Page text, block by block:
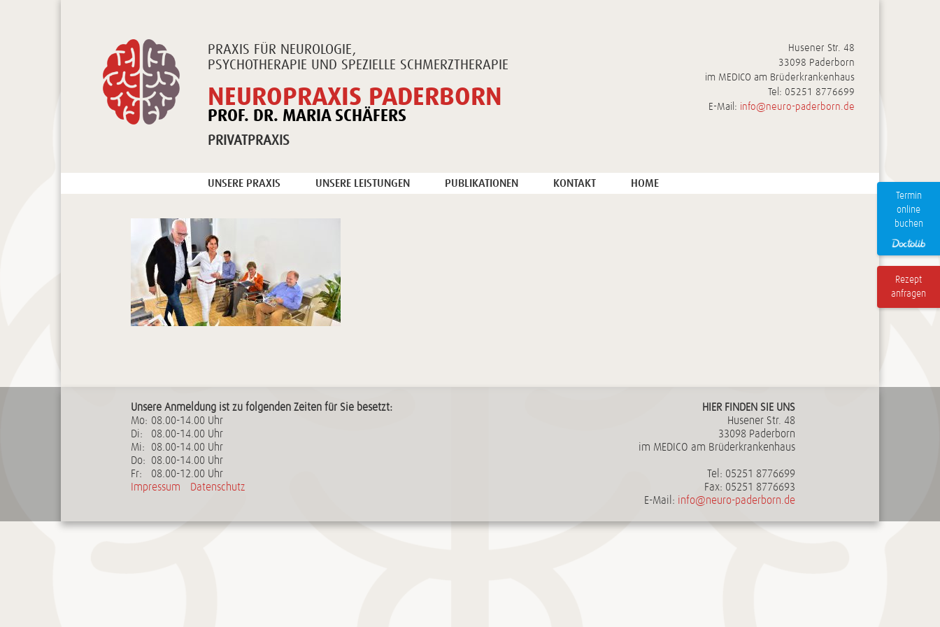
PRAXIS FÜR NEUROLOGIE,
PSYCHOTHERAPIE UND SPEZIELLE SCHMERZTHERAPIE
NEUROPRAXIS PADERBORN
PROF. DR. MARIA SCHÄFERS
PRIVATPRAXIS
Husener Str. 48
33098 Paderborn
im MEDICO am Brüderkrankenhaus
Tel: 05251 8776699
E-Mail: info@neuro-paderborn.de
UNSERE PRAXIS UNSERE LEISTUNGEN PUBLIKATIONEN KONTAKT HOME
Termin
online
buchen
Rezept
anfragen
Unsere Anmeldung ist zu folgenden Zeiten für Sie besetzt:
Mo: 08.00-14.00 Uhr
Di:
08.00-14.00 Uhr
Mi:
08.00-14.00 Uhr
Do:
08.00-14.00 Uhr
Fr:
08.00-12.00 Uhr
Impressum
Datenschutz
HIER FINDEN SIE UNS
Husener Str. 48
33098 Paderborn
im MEDICO am Brüderkrankenhaus
Tel: 05251 8776699
Fax: 05251 8776693
E-Mail: info@neuro-paderborn.de